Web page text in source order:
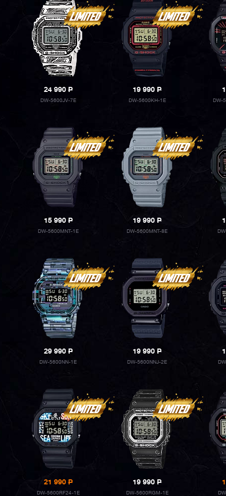
24 990P
DW-5600JV-7E
19 990P
DW-5600KH-1E DW-
15 990P
DW-5600MNT-1E
19 990P
DW-5600MNT-8E
29 990P
DW-5600NN-1E
19 990P
DW-5600NNJ-2E
21 990P
DW-5600RF24-1E
19 990P
DW-5600RGM-1E